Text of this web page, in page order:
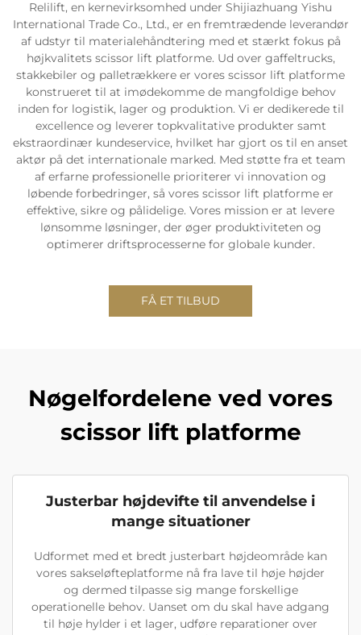
Relilift, en kernevirksomhed under Shijiazhuang Yishu
International Trade Co., Ltd., er en fremtrædende leverandør
af udstyr til materialehåndtering med et stærkt fokus på
højkvalitets scissor lift platforme. Ud over gaffeltrucks,
stakkebiler og palletrækkere er vores scissor lift platforme
konstrueret til at imødekomme de mangfoldige behov
inden for logistik, lager og produktion. Vi er dedikerede til
excellence og leverer topkvalitative produkter samt
ekstraordinær kundeservice, hvilket har gjort os til en anset
aktør på det internationale marked. Med støtte fra et team
af erfarne professionelle prioriterer vi innovation og
løbende forbedringer, så vores scissor lift platforme er
effektive, sikre og pålidelige. Vores mission er at levere
lønsomme løsninger, der øger produktiviteten og
optimerer driftsprocesserne for globale kunder.
FÅ ET TILBUD
Nøgelfordelene ved vores
scissor lift platforme
Justerbar højdevifte til anvendelse i
mange situationer
Udformet med et bredt justerbart højdeområde kan
vores sakseløfteplatforme nå fra lave til høje højder
og dermed tilpasse sig mange forskellige
operationelle behov. Uanset om du skal have adgang
til høje hylder i et lager, udføre reparationer over